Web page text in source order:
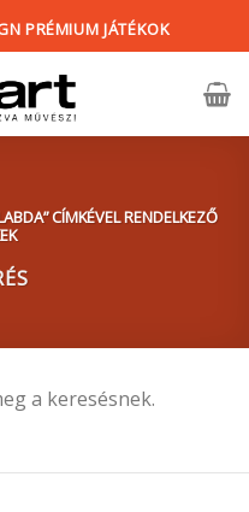
PRÉMIUM JÁTÉKOK
CÍMKÉVEL RENDELKEZŐ
a keresésnek.